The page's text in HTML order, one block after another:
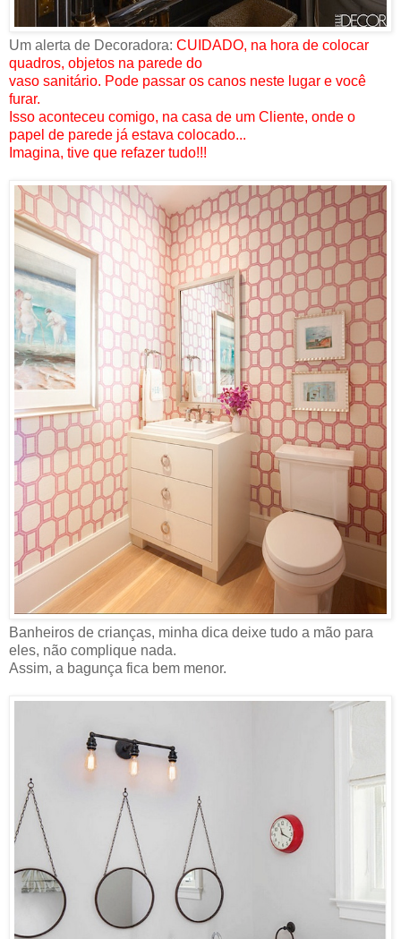
Um alerta de Decoradora: CUIDADO, na hora de colocar
quadros, objetos na parede do
vaso sanitário. Pode passar os canos neste lugar e você
furar.
Isso aconteceu comigo, na casa de um Cliente, onde o
papel de parede já estava colocado...
Imagina, tive que refazer tudo!!!
Banheiros de crianças, minha dica deixe tudo a mão para
eles, não complique nada.
Assim, a bagunça fica bem menor.